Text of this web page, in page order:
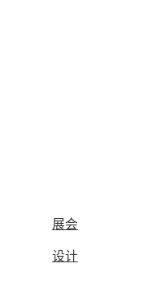
展会
设计